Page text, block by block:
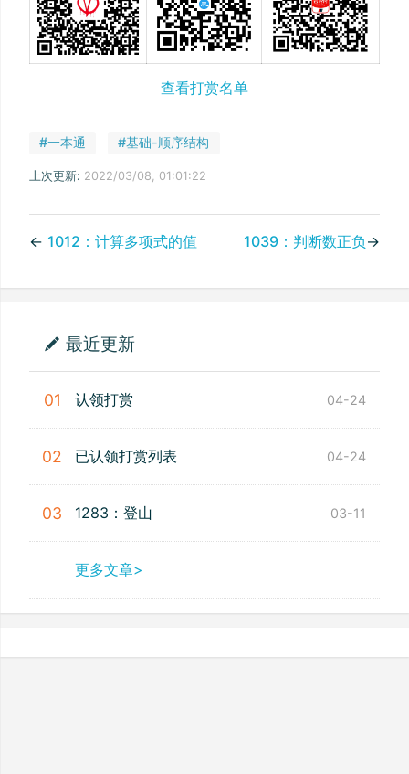
查看打赏名单
#一本通 #基础-顺序结构
上次更新: 2022/03/08, 01:01:22
← 1012：计算多项式的值 1039：判断数正负 →
最近更新
01 认领打赏 04-24
02 已认领打赏列表 04-24
03 1283：登山 03-11
更多文章>